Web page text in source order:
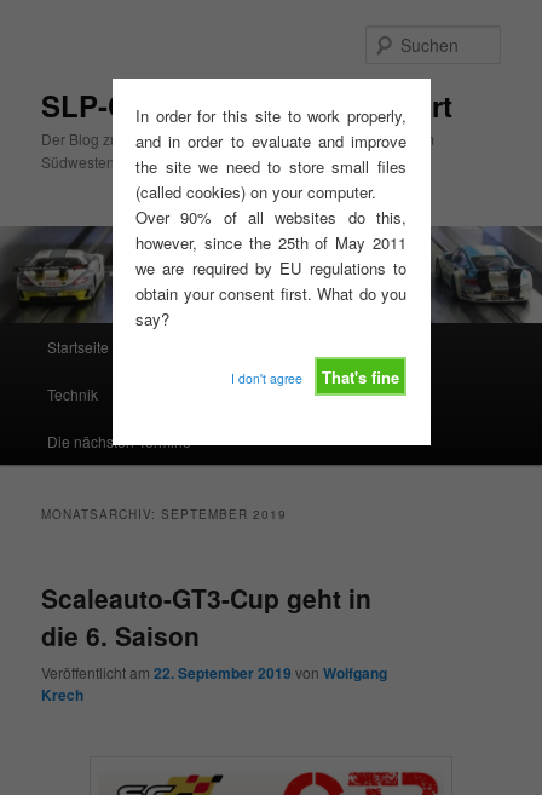
In order for this site to work properly,
and in order to evaluate and improve
the site we need to store small files
(called cookies) on your computer.
Over 90% of all websites do this,
however, since the 25th of May 2011
we are required by EU regulations to
obtain your consent first. What do you
say?
That's fine
I don't agree
SLP-Cup Mitte, GT3-Slotsport
Der Blog zum SLP-Cup Mitte und zur GT3-Slotsport Serie im
Südwesten
Startseite
Technik Rennserien West
Die nächsten Termine
MONATSARCHIV: SEPTEMBER 2019
Scaleauto-GT3-Cup geht in
die 6. Saison
Veröffentlicht am22. September 2019 vonWolfgang
Krech